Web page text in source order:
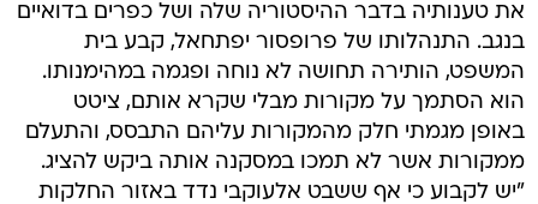
את טענותיה בדבר ההיסטוריה שלה ושל כפרים בדואיים
בנגב. התנהלותו של פרופסור יפתחאל, קבע בית
המשפט, הותירה תחושה לא נוחה ופגמה במהימנותו.
הוא הסתמך על מקורות מבלי שקרא אותם, ציטט
באופן מגמתי חלק מהמקורות עליהם התבסס, והתעלם
ממקורות אשר לא תמכו במסקנה אותה ביקש להציג.
"יש לקבוע כי אף ששבט אלעוקבי נדד באזור החלקות